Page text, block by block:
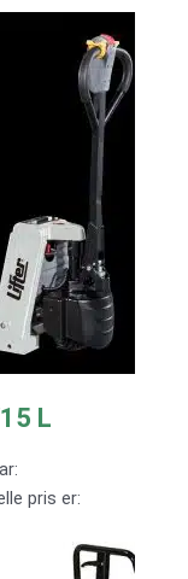
L
pris er: